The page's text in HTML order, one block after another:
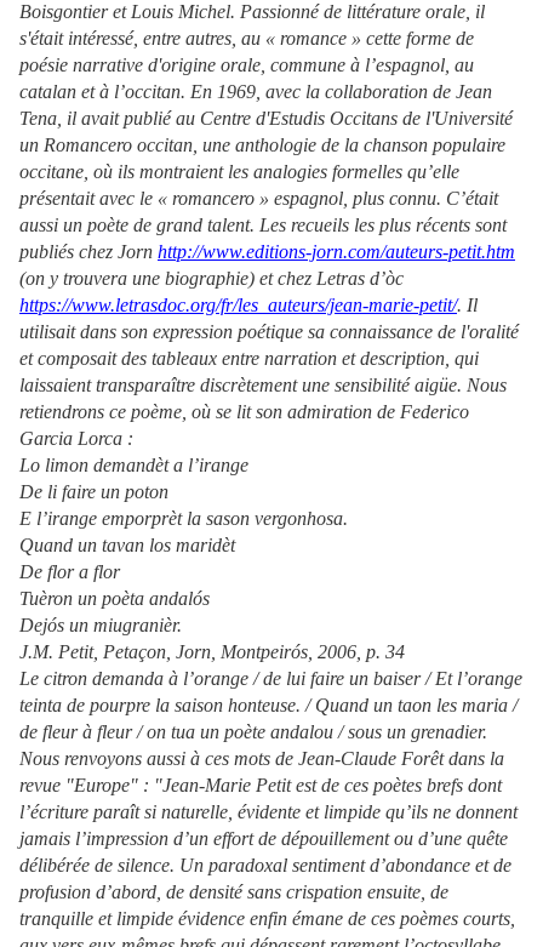
Boisgontier et Louis Michel. Passionné de littérature orale, il
s'était intéressé, entre autres, au « romance » cette forme de
poésie narrative d'origine orale, commune à l’espagnol, au
catalan et à l’occitan. En 1969, avec la collaboration de Jean
Tena, il avait publié au Centre d'Estudis Occitans de l'Université
un Romancero occitan, une anthologie de la chanson populaire
occitane, où ils montraient les analogies formelles qu’elle
présentait avec le « romancero » espagnol, plus connu. C’était
aussi un poète de grand talent. Les recueils les plus récents sont
publiés chez Jorn http://www.editions-jorn.com/auteurs-petit.htm
(on y trouvera une biographie) et chez Letras d’òc
https://www.letrasdoc.org/fr/les_auteurs/jean-marie-petit/. Il
utilisait dans son expression poétique sa connaissance de l'oralité
et composait des tableaux entre narration et description, qui
laissaient transparaître discrètement une sensibilité aigüe. Nous
retiendrons ce poème, où se lit son admiration de Federico
Garcia Lorca :
Lo limon demandèt a l’irange
De li faire un poton
E l’irange emporprèt la sason vergonhosa.
Quand un tavan los maridèt
De flor a flor
Tuèron un poèta andalós
Dejós un miugranièr.
J.M. Petit, Petaçon, Jorn, Montpeirós, 2006, p. 34
Le citron demanda à l’orange / de lui faire un baiser / Et l’orange
teinta de pourpre la saison honteuse. / Quand un taon les maria /
de fleur à fleur / on tua un poète andalou / sous un grenadier.
Nous renvoyons aussi à ces mots de Jean-Claude Forêt dans la
revue "Europe" : "Jean-Marie Petit est de ces poètes brefs dont
l’écriture paraît si naturelle, évidente et limpide qu’ils ne donnent
jamais l’impression d’un effort de dépouillement ou d’une quête
délibérée de silence. Un paradoxal sentiment d’abondance et de
profusion d’abord, de densité sans crispation ensuite, de
tranquille et limpide évidence enfin émane de ces poèmes courts,